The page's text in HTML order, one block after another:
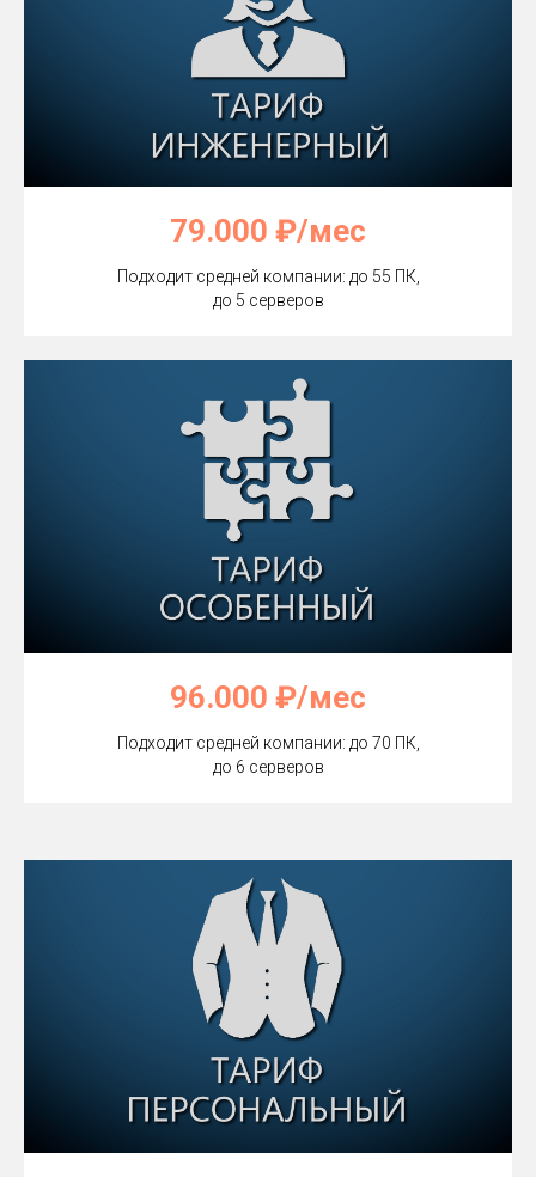
79.000 ₽/мес
Подходит средней компании: до 55 ПК,
до 5 серверов
96.000 ₽/мес
Подходит средней компании: до 70 ПК,
до 6 серверов